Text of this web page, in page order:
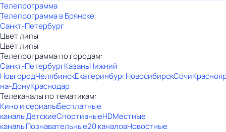
Телепрограмма
Телепрограмма в Брянске
Санкт-Петербург
Цвет липы
Цвет липы
Телепрограмма по городам:
Санкт-ПетербургКазаньНижний
НовгородЧелябинскЕкатеринбургНовосибирскСочи
на-ДонуКраснодар
Телеканалы по тематикам:
Кино и сериалыБесплатные
каналыДетскиеСпортивныеHDМестные
каналыПознавательные20 каналовНовостные